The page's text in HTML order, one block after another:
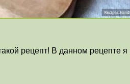
рецепт! В данном рецепте